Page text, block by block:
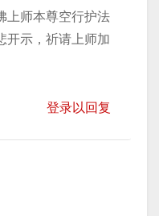
上师本尊空行护法
开示，祈请上师加
登录以回复